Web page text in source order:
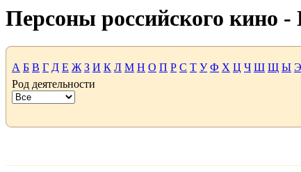
Персоны российского кино
А Б В Г Д Е Ж З И К Л М Н О П Р С Т У Ф Х Ц Ч Ш Щ Ы Э
Род деятельности